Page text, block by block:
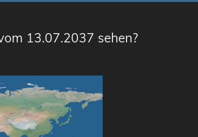
13.07.2037 sehen?